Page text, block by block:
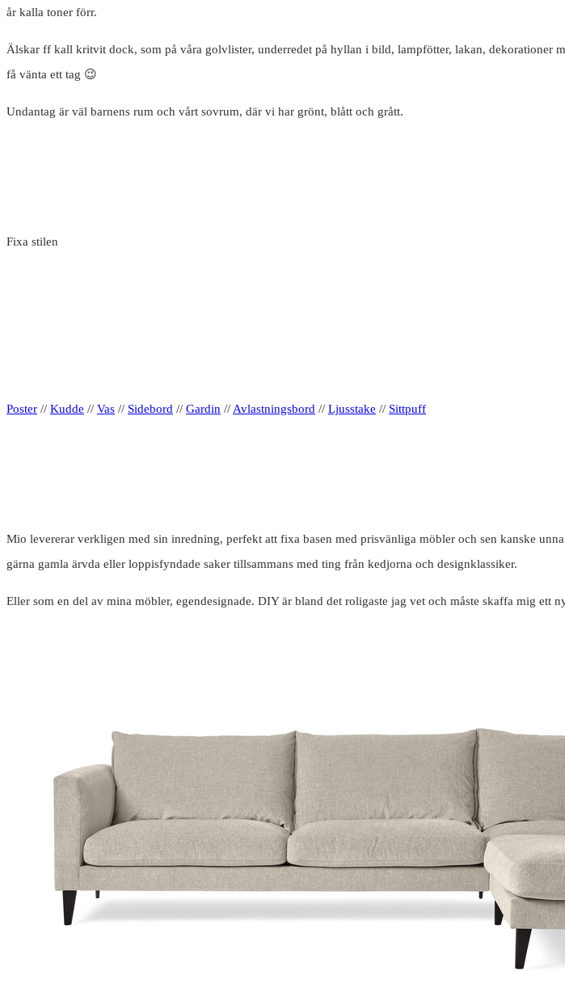
år kalla toner förr.
Älskar ff kall kritvit dock, som på våra golvlister, underredet på hyllan i bild, lampfötter, lakan, dekorationer
få vänta ett tag 😉
Undantag är väl barnens rum och vårt sovrum, där vi har grönt, blått och grått.
Fixa stilen
Poster // Kudde // Vas // Sidebord // Gardin //Avlastningsbord // Ljusstake // Sittpuff
Mio levererar verkligen med sin inredning, perfekt att fixa basen med prisvänliga möbler och sen kanske
gärna gamla ärvda eller loppisfyndade saker tillsammans med ting från kedjorna och designklassiker.
Eller som en del av mina möbler, egendesignade. DIY är bland det roligaste jag vet och måste skaffa mig ett